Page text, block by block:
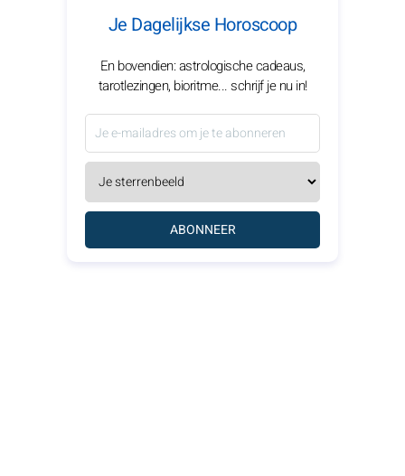
Je Dagelijkse Horoscoop
En bovendien: astrologische cadeaus,
tarotlezingen, bioritme... schrijf je nu in!
ABONNEER